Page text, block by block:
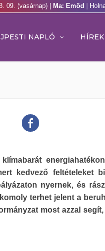
09. (vasárnap) | Ma: Emõd |
NAPLÓ HÍREK
kedvező feltételeket
nyernek, és
terhet jelent a
most azzal